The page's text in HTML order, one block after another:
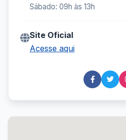
Sábado: 09h às 13h
Site Oficial
Acesse aqui